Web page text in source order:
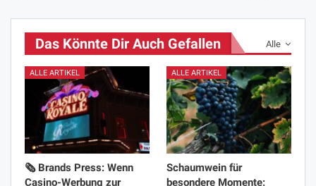
Alle
Das Könnte Dir Auch Gefallen
ALLE ARTIKEL
🗞️ Brands Press: Wenn
Casino-Werbung zur
ALLE ARTIKEL
Schaumwein für
besondere Momente: